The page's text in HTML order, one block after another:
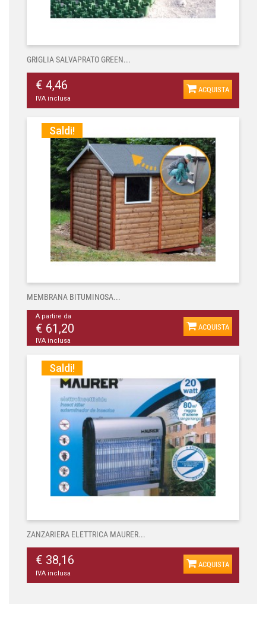
GRIGLIA SALVAPRATO GREEN...
€ 4,46
IVA inclusa
ACQUISTA
Saldi!
MEMBRANA BITUMINOSA...
A partire da
€ 61,20
IVA inclusa
ACQUISTA
Saldi!
ZANZARIERA ELETTRICA MAURER...
€ 38,16
IVA inclusa
ACQUISTA